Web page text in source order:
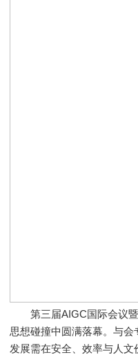
第三届AIGC国际会议暨
思想碰撞中圆满落幕。与
发展需在安全、效率与人